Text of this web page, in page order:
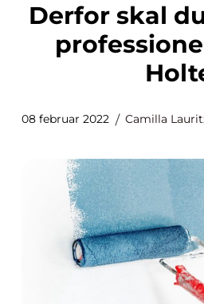
Derfor skal du vælge en
08 februar 2022 Camilla